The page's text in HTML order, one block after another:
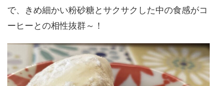
で、きめ細かい粉砂糖とサクサクした中の食感がコ
ーヒーとの相性抜群～！